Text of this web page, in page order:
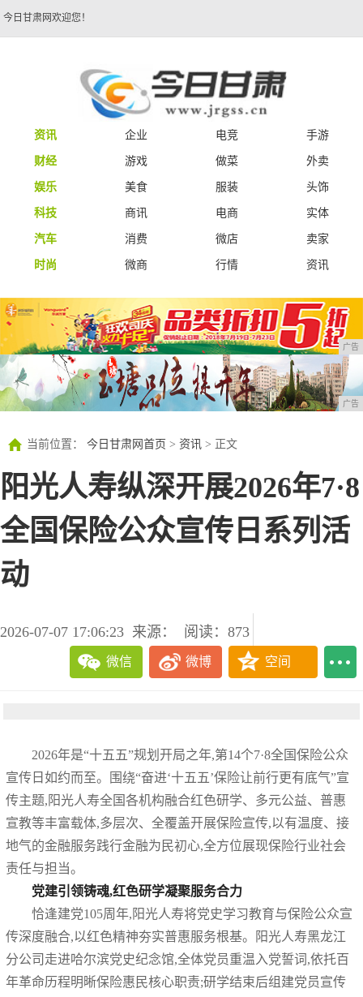
今日甘肃网欢迎您！
资讯 企业 电竞
手游
财经
游戏 做菜
外卖
娱乐
美食 服装
头饰
科技
商讯 电商
实体
汽车
消费 微店
卖家
时尚
微商 行情 资讯
广告
广告
当前位置： 今日甘肃网首页 > 资讯 > 正文
阳光人寿纵深开展2026年7·8
全国保险公众宣传日系列活
动
2026-07-07 17:06:23 来源： 阅读：873
微信 微博 空间
2026年是“十五五”规划开局之年,第14个7·8全国保险公众
宣传日如约而至。围绕“奋进‘十五五’保险让前行更有底气”宣
传主题,阳光人寿全国各机构融合红色研学、多元公益、普惠
宣教等丰富载体,多层次、全覆盖开展保险宣传,以有温度、接
地气的金融服务践行金融为民初心,全方位展现保险行业社会
责任与担当。
党建引领铸魂,红色研学凝聚服务合力
恰逢建党105周年,阳光人寿将党史学习教育与保险公众宣
传深度融合,以红色精神夯实普惠服务根基。阳光人寿黑龙江
分公司走进哈尔滨党史纪念馆,全体党员重温入党誓词,依托百
年革命历程明晰保险惠民核心职责;研学结束后组建党员宣传